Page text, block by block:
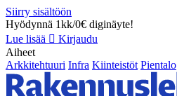
Siirry sisältöön
Hyödynnä 1kk/0€ diginäyte!
Lue lisää
Kirjaudu
Aiheet
Arkkitehtuuri Infra Kiinteistöt Pientalo